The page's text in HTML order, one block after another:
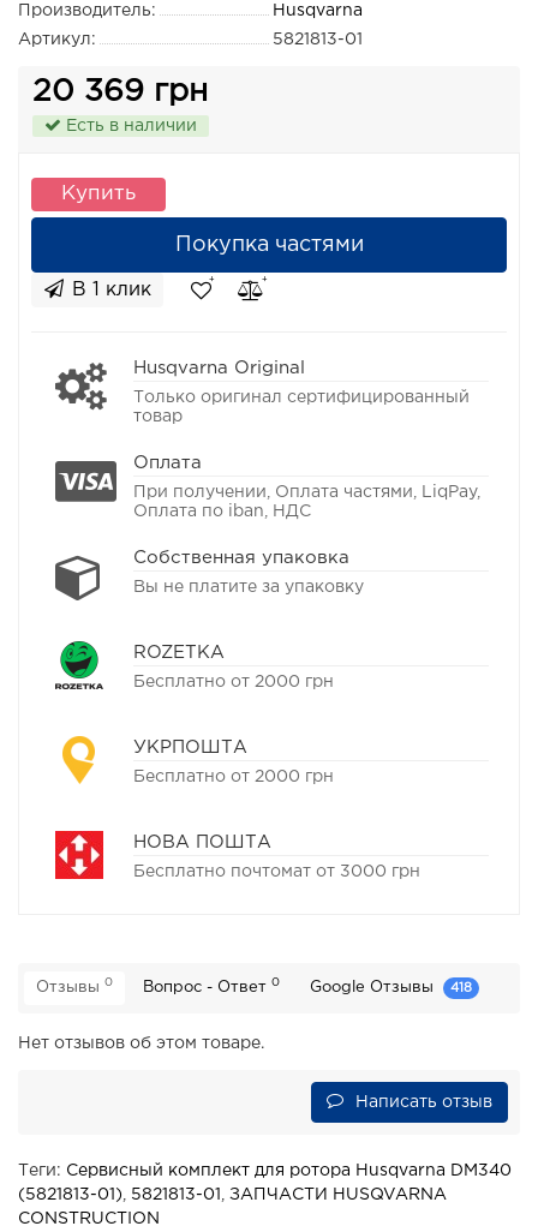
Производитель:
Husqvarna
Артикул:
5821813-01
20 369 грн
Есть в наличии
Купить
Покупка частями
В 1 клик
Husqvarna Original
Только оригинал сертифицированный
товар
Оплата
При получении, Оплата частями, LiqPay,
Оплата по iban, НДС
Собственная упаковка
Вы не платите за упаковку
ROZETKA
Бесплатно от 2000 грн
УКРПОШТА
Бесплатно от 2000 грн
НОВА ПОШТА
Бесплатно почтомат от 3000 грн
Отзывы 0 Вопрос - Ответ 0 Google Отзывы 418
Нет отзывов об этом товаре.
Написать отзыв
Теги: Сервисный комплект для ротора Husqvarna DM340
(5821813-01)
5821813-01
ЗАПЧАСТИ HUSQVARNA
CONSTRUCTION